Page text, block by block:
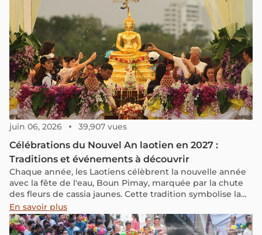
juin 06, 2026 39,907 vues
Célébrations du Nouvel An laotien en 2027 :
Traditions et événements à découvrir
Chaque année, les Laotiens célèbrent la nouvelle année
avec la fête de l'eau, Boun Pimay, marquée par la chute
des fleurs de cassia jaunes. Cette tradition symbolise la
vie qui grandit. Découvrez cette fête, son origine, les
traditions uniques du Nouvel An laotien, et dites : "Sok Di
Pi Mai" (Bonne année)
En savoir plus